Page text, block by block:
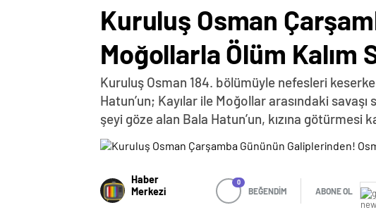
Kuruluş Osman
Moğollarla Ölüm Kalım
Kuruluş Osman 184. bölümüyle nefesleri
Hatun’un; Kayılar ile Moğollar arasındaki
şeyi göze alan Bala Hatun’un, kızına götürmesi
Haber
Merkezi
0
BEĞENDİM ABONE OL